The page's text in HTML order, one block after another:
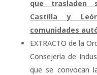
que trasladen
Castilla y
comunidades
EXTRACTO de la
Consejería de
que se convocan